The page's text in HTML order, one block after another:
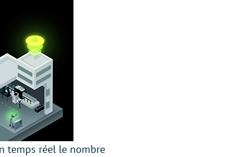
temps réel le nombre